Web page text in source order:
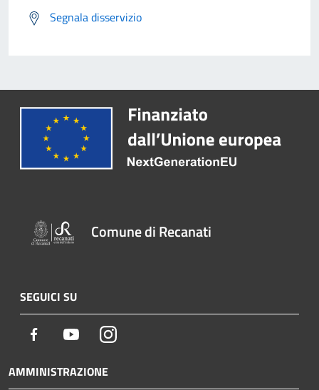
Segnala disservizio
Comune di Recanati
SEGUICI SU
Facebook YoutubeInstagram
AMMINISTRAZIONE